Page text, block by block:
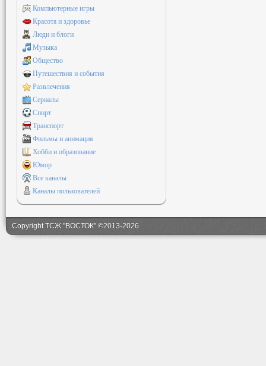
Компьютерные игры
Красота и здоровье
Люди и блоги
Музыка
Общество
Путешествия и события
Развлечения
Сериалы
Спорт
Транспорт
Фильмы и анимация
Хобби и образование
Юмор
Все каналы
Каналы пользователей
Copyright ТСЖ "ВОСТОК" ©2013-2026